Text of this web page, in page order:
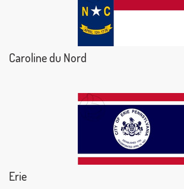
Caroline du Nord
Erie